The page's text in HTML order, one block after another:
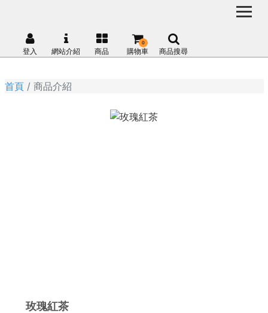
登入 網站介紹 商品 購物車
0
商品搜尋
首頁 商品介紹
玫瑰紅茶